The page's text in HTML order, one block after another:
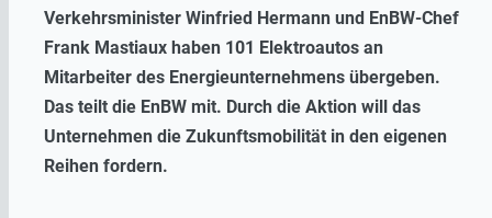
Verkehrsminister Winfried Hermann und EnBW-Chef
Frank Mastiaux haben 101 Elektroautos an
Mitarbeiter des Energieunternehmens übergeben.
Das teilt die EnBW mit. Durch die Aktion will das
Unternehmen die Zukunftsmobilität in den eigenen
Reihen fordern.